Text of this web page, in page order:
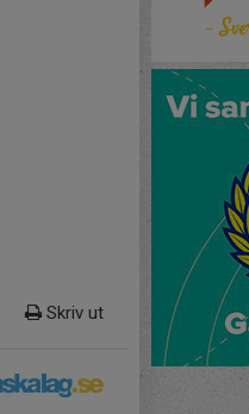
Skriv ut